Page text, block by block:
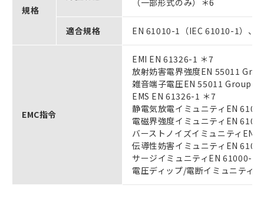
規格
（一部形式のみ）＊6
適合規格 EN 61010-1（IEC 61010-1）、
EMC指令
EMI EN 61326-1 ＊7
放射妨害電界強度EN 55011
雑音端子電圧EN 55011 Group1
EMS EN 61326-1 ＊7
静電気放電イミュニティEN
電磁界強度イミュニティEN
バーストノイズイミュニティEN
伝導性妨害イミュニティEN
サージイミュニティEN 61000-4-
電圧ディップ/電断イミュニティ